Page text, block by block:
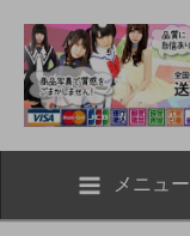
メニュー